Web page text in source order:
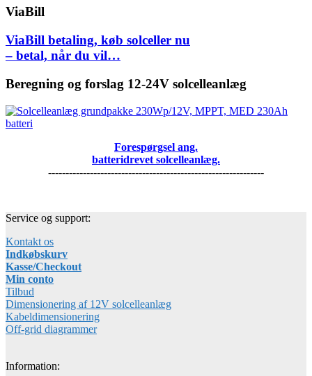
ViaBill
ViaBill betaling, køb solceller nu
– betal, når du vil…
Beregning og forslag 12-24V solcelleanlæg
Forespørgsel ang.
batteridrevet solcelleanlæg.
--------------------------------------------------------------
Service og support:
Kontakt os
Indkøbskurv
Kasse/Checkout
Min conto
Tilbud
Dimensionering af 12V solcelleanlæg
Kabeldimensionering
Off-grid diagrammer
Information: